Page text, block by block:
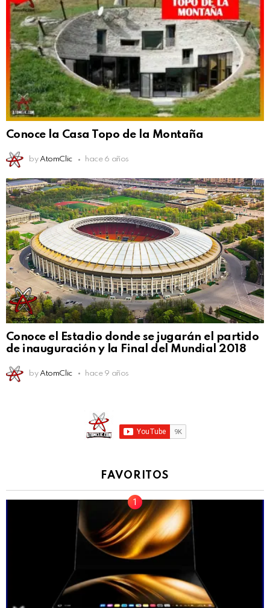
Conoce la Casa Topo de la Montaña
by AtomClic hace 6 años
Conoce el Estadio donde se jugarán el partido
de inauguración y la Final del Mundial 2018
by AtomClic hace 9 años
FAVORITOS